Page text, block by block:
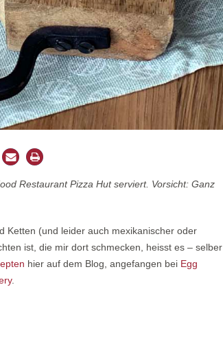
Restaurant Pizza Hut serviert. Vorsicht: Ganz
Ketten (und leider auch mexikanischer oder
ist, die mir dort schmecken, heisst es – selber
hier auf dem Blog, angefangen bei Egg
.